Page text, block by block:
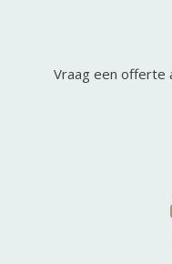
Vraag een offerte